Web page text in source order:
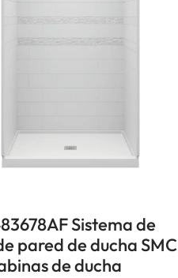
Sistema de
pared de ducha SMC
de ducha